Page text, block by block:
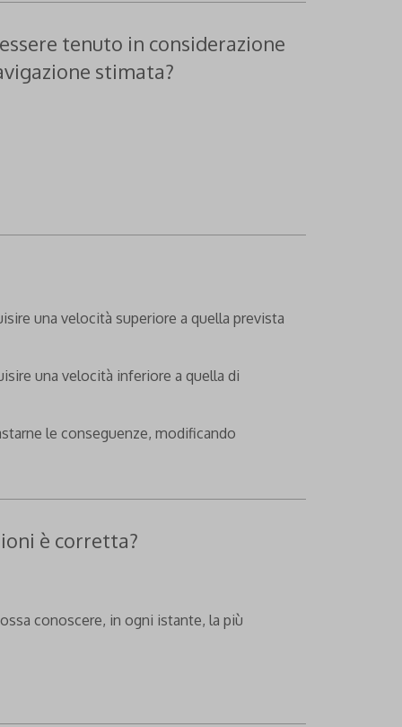
tenuto in considerazione
stimata?
una velocità superiore a quella prevista
una velocità inferiore a quella di
le conseguenze, modificando
è corretta?
conoscere, in ogni istante, la più